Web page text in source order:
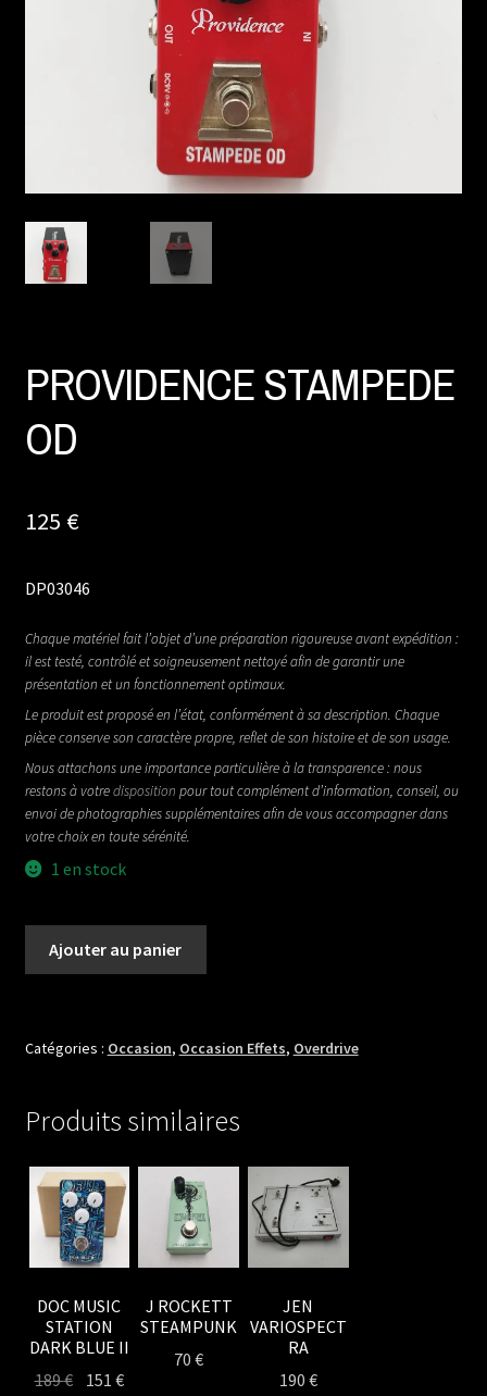
PROVIDENCE STAMPEDE
OD
125 €
DP03046
Chaque matériel fait l’objet d’une préparation rigoureuse avant expédition :
il est testé, contrôlé et soigneusement nettoyé afin de garantir une
présentation et un fonctionnement optimaux.
Le produit est proposé en l’état, conformément à sa description. Chaque
pièce conserve son caractère propre, reflet de son histoire et de son usage.
Nous attachons une importance particulière à la transparence : nous
restons à votredisposition pour tout complément d’information, conseil, ou
envoi de photographies supplémentaires afin de vous accompagner dans
votre choix en toute sérénité.
1 en stock
OD
Ajouter au panier
Catégories : Occasion, Occasion Effets, Overdrive
Produits similaires
DOC MUSIC
STATION
DARK BLUE II
189€ Le151€Le
J ROCKETT
STEAMPUNK
70€
JEN
VARIOSPECT
RA
190 €